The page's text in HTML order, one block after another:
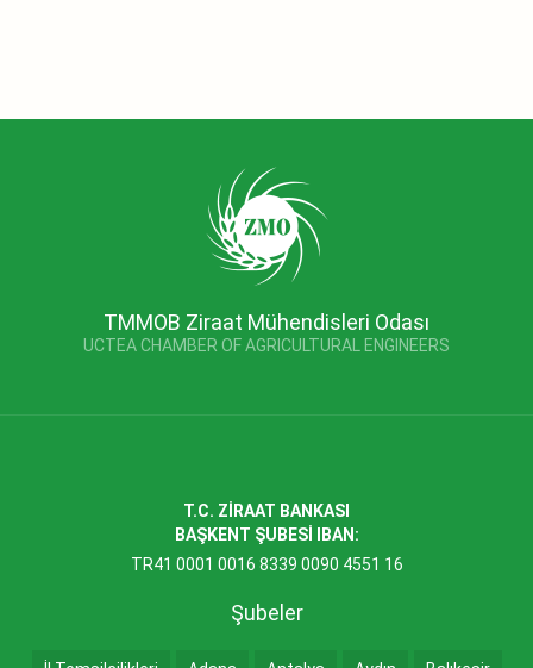
TMMOB Ziraat Mühendisleri Odası
UCTEA CHAMBER OF AGRICULTURAL ENGINEERS
T.C. ZİRAAT BANKASI
BAŞKENT ŞUBESİ IBAN:
TR41 0001 0016 8339 0090 4551 16
Şubeler